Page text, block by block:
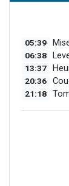
05:39
06:38
13:37
20:36
21:18